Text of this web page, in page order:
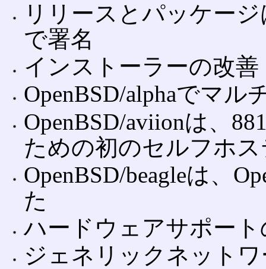
リリースとパッケー
で署名
インストーラーの改善
OpenBSD/alphaでマ
OpenBSD/aviionは、
ための初のセルフホ
OpenBSD/beagleは、
た
ハードウェアサポート
ジェネリックネット